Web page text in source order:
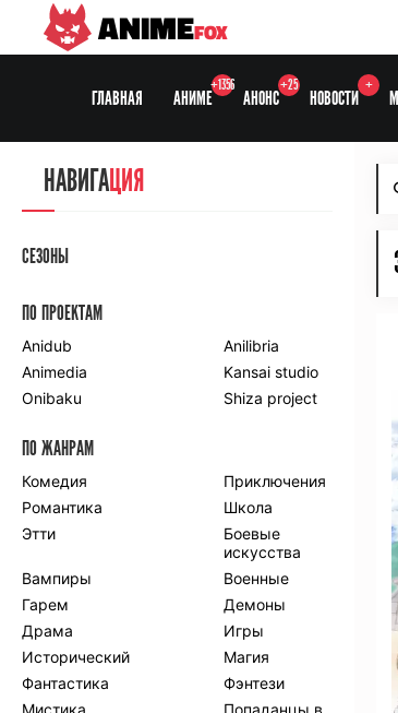
ANIMEFOX
ГЛАВНАЯ АНИМЕ
+1356
АНОНС
+25
НОВОСТИ
+
НАВИГАЦИЯ
СЕЗОНЫ
ПО ПРОЕКТАМ
Anidub
Anilibria
Animedia
Kansai studio
Onibaku
Shiza project
ПО ЖАНРАМ
Комедия
Приключения
Романтика
Школа
Этти
Боевые
искусства
Вампиры
Военные
Гарем
Демоны
Драма
Игры
Исторический
Магия
Фантастика
Фэнтези
Мистика
Попаданцы в